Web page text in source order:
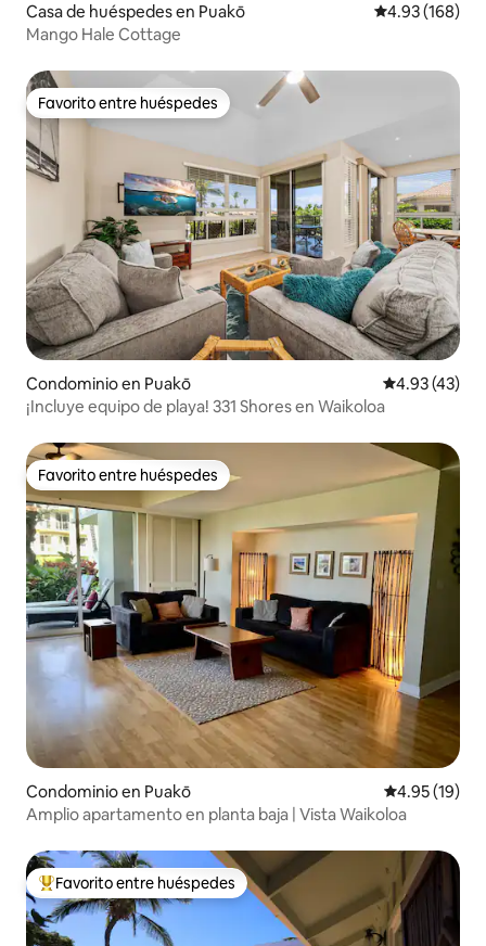
Casa de huéspedes en Puakō Calificación
4.93 (168)
Mango Hale Cottage
Favorito entre huéspedes
Favorito entre huéspedes
Condominio en Puakō Calificación
4.93 (43)
¡Incluye equipo de playa! 331 Shores en Waikoloa
Favorito entre huéspedes
Favorito entre huéspedes
Condominio en Puakō Calificación
4.95 (19)
Amplio apartamento en planta baja | Vista Waikoloa
De los mejores en Favorito entre huéspedes
Favorito entre huéspedes